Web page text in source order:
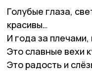
Голубые глаза,
красивы…
И года за
Это славные вехи
Это радость и